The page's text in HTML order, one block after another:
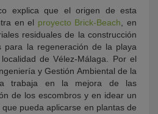
explica que el origen de esta
en el proyecto Brick-Beach, en
residuales de la construcción
para la regeneración de la playa
de Vélez-Málaga. Por el
y Gestión Ambiental de la
trabaja en la mejora de las
de los escombros y en idear un
pueda aplicarse en plantas de